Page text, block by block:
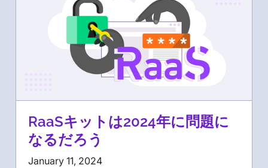
RaaSキットは2024年に問題に
なるだろう
January 11, 2024